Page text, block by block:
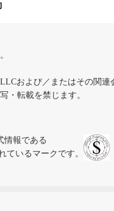
および／またはその関
・転載を禁じます。
情報である
ているマークです。